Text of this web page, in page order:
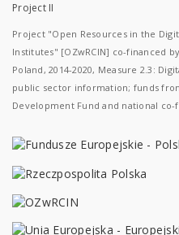
Project II
Project "Open Resources in the
Institutes" [OZwRCIN] co-financed
Poland, 2014-2020, Measure 2.3:
public sector information; funds
Development Fund and national